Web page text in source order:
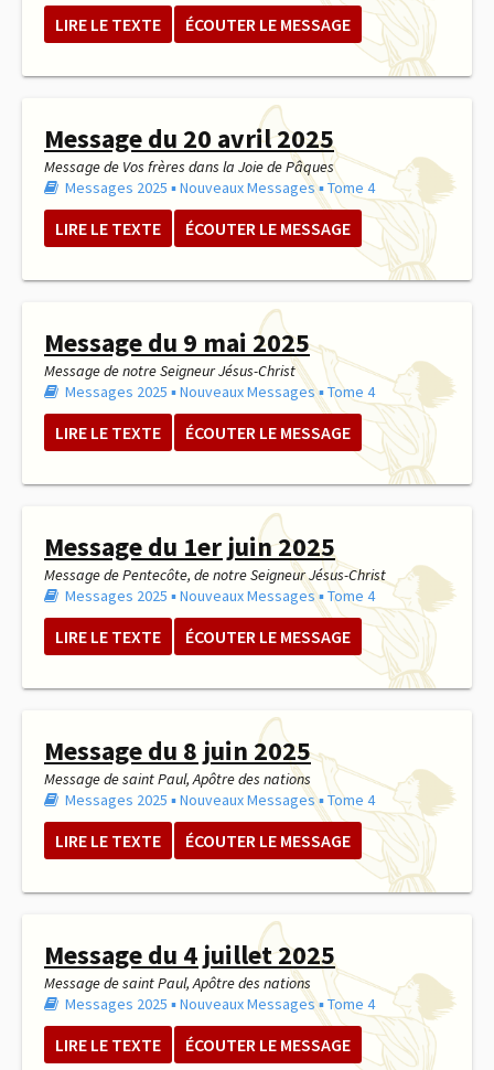
LIRE LE TEXTE ÉCOUTER LE MESSAGE
Message du 20 avril 2025
Message de Vos frères dans la Joie de Pâques
Messages 2025 ▪︎Nouveaux Messages▪︎Tome 4
LIRE LE TEXTE ÉCOUTER LE MESSAGE
Message du 9 mai 2025
Message de notre Seigneur Jésus-Christ
Messages 2025 ▪︎Nouveaux Messages▪︎Tome 4
LIRE LE TEXTE ÉCOUTER LE MESSAGE
Message du 1er juin 2025
Message de Pentecôte, de notre Seigneur Jésus-Christ
Messages 2025 ▪︎Nouveaux Messages▪︎Tome 4
LIRE LE TEXTE ÉCOUTER LE MESSAGE
Message du 8 juin 2025
Message de saint Paul, Apôtre des nations
Messages 2025 ▪︎Nouveaux Messages▪︎Tome 4
LIRE LE TEXTE ÉCOUTER LE MESSAGE
Message du 4 juillet 2025
Message de saint Paul, Apôtre des nations
Messages 2025 ▪︎Nouveaux Messages▪︎Tome 4
LIRE LE TEXTE ÉCOUTER LE MESSAGE